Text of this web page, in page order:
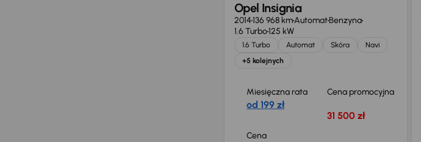
Opel Insignia
2014136 968 kmAutomatBenzyna
1.6 Turbo125 kW
1.6 Turbo Automat Skóra
Navi
+5 kolejnych
Miesięczna rata
od 199 zł
Cena promocyjna
31 500 zł
Cena